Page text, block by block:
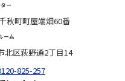
ー
秋町町屋端畑60番
ーム
北区萩野通2丁目14
825-257